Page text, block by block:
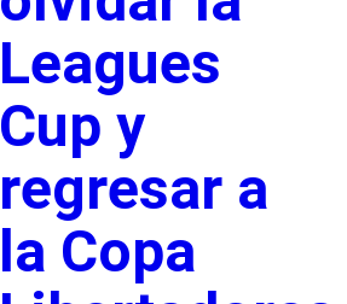
Leagues
Cup y
regresar a
la Copa